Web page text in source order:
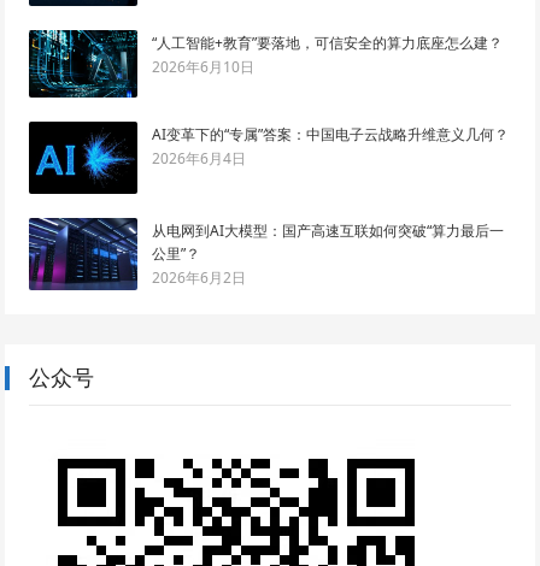
“人工智能+教育”要落地，可信安全的算力底座怎么建？
2026年6月10日
AI变革下的“专属”答案：中国电子云战略升维意义几何？
2026年6月4日
从电网到AI大模型：国产高速互联如何突破“算力最后一
公里”？
2026年6月2日
公众号